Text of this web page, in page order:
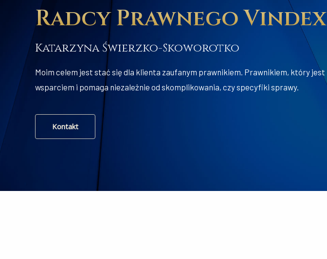
Radcy Prawnego Vindex
Katarzyna Świerzko-Skoworotko
Moim celem jest stać się dla klienta zaufanym prawnikiem. Prawnikiem, który jest
wsparciem i pomaga niezależnie od skomplikowania, czy specyfiki sprawy.
Kontakt